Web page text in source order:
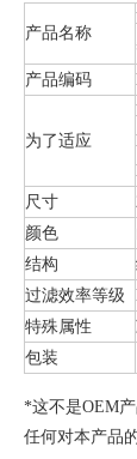
产品名称
产品编码
为了适应
尺寸
颜色
结构
过滤效率等级
特殊属性
包装
*这不是OEM
任何对本产品